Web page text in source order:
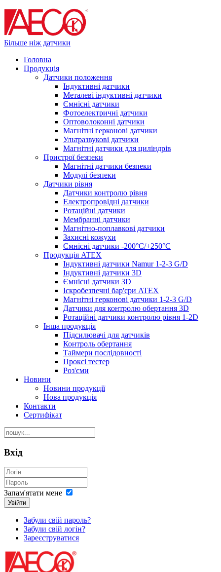
Більше ніж датчики
Головна
Продукція
Датчики положення
Індуктивні датчики
Металеві індуктивні датчики
Ємнісні датчики
Фотоелектричні датчики
Оптоволоконні датчики
Магнітні герконові датчики
Ультразвукові датчики
Магнітні датчики для циліндрів
Пристрої безпеки
Магнітні датчики безпеки
Модулі безпеки
Датчики рівня
Датчики контролю рівня
Електропровідні датчики
Ротаційні датчики
Мембранні датчики
Магнітно-поплавкові датчики
Захисні кожухи
Ємнісні датчики -200°C/+250°C
Продукція ATEX
Індуктивні датчики Namur 1-2-3 G/D
Індуктивні датчики 3D
Ємнісні датчики 3D
Іскробезпечні бар'єри ATEX
Магнітні герконові датчики 1-2-3 G/D
Датчики для контролю обертання 3D
Ротаційні датчики контролю рівня 1-2D
Інша продукція
Підсилювачі для датчиків
Контроль обертання
Таймери послідовності
Проксі тестер
Роз'єми
Новини
Новини продукції
Нова продукція
Контакти
Сертифікат
Вхід
Запам'ятати мене
Увійти
Забули свій пароль?
Забули свій логін?
Зареєструватися